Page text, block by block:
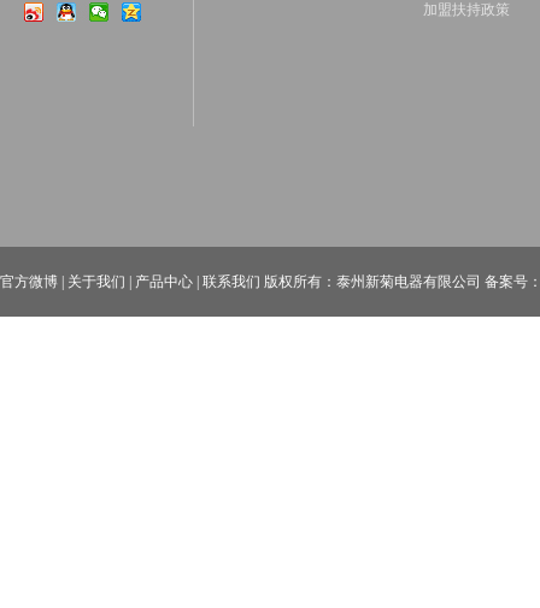
加盟扶持政策
官方微博 关于我们 产品中心 联系我们 版权所有：泰州新菊电器有限公司 备案号